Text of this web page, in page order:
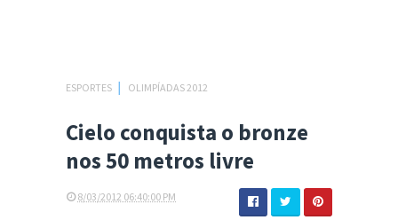
ESPORTES OLIMPÍADAS 2012
Cielo conquista o bronze
nos 50 metros livre
8/03/2012 06:40:00 PM